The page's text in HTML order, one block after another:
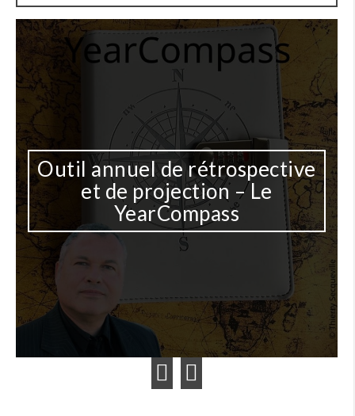
Outil annuel de rétrospective
et de projection – Le
YearCompass